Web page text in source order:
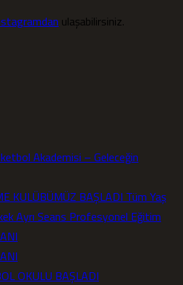
ulaşabilirsiniz.
Akademisi – Geleceğin
KULÜBÜMÜZ BAŞLADI Tüm Yaş
Ayrı Seans Profesyonel Eğitim
OKULU BAŞLADI